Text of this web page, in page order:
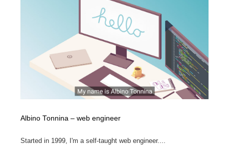
Albino Tonnina – web engineer
Started in 1999, I'm a self-taught web engineer....